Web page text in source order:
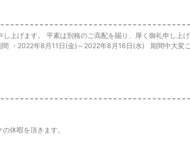
上げます。 平素は別格のご高配を賜り、厚く御礼申し上
・2022年8月11日(金)～2022年8月16日(水) 期間中大変
休暇を頂きます。